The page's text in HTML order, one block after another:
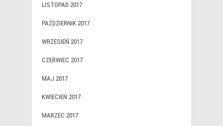
LISTOPAD 2017
PAŹDZIERNIK 2017
WRZESIEŃ 2017
CZERWIEC 2017
MAJ 2017
KWIECIEŃ 2017
MARZEC 2017